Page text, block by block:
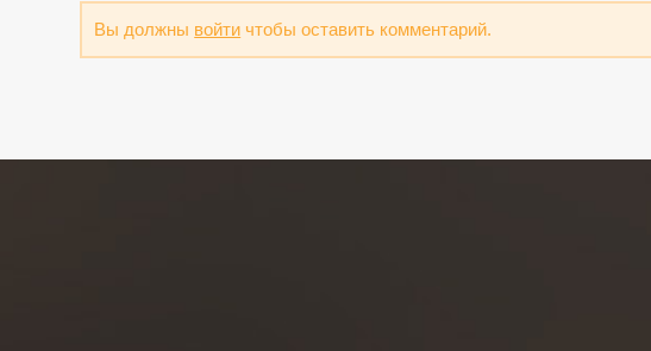
Вы должны войти чтобы оставить комментарий.